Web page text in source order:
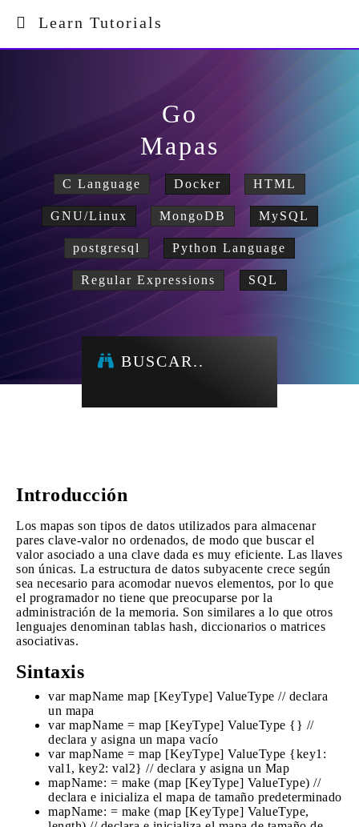
Learn Tutorials
Go
Mapas
C Language Docker HTML
GNU/Linux MongoDB MySQL
postgresql Python Language
Regular Expressions SQL
BUSCAR..
Introducción
Los mapas son tipos de datos utilizados para almacenar
pares clave-valor no ordenados, de modo que buscar el
valor asociado a una clave dada es muy eficiente. Las llaves
son únicas. La estructura de datos subyacente crece según
sea necesario para acomodar nuevos elementos, por lo que
el programador no tiene que preocuparse por la
administración de la memoria. Son similares a lo que otros
lenguajes denominan tablas hash, diccionarios o matrices
asociativas.
Sintaxis
var mapName map [KeyType] ValueType // declara
un mapa
var mapName = map [KeyType] ValueType {} //
declara y asigna un mapa vacío
var mapName = map [KeyType] ValueType {key1:
val1, key2: val2} // declara y asigna un Map
mapName: = make (map [KeyType] ValueType) //
declara e inicializa el mapa de tamaño predeterminado
mapName: = make (map [KeyType] ValueType,